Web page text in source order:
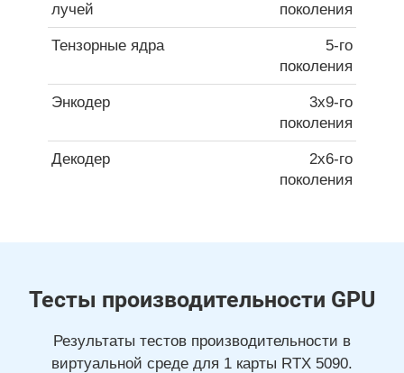
лучей
поколения
Тензорные ядра
5-го
поколения
Энкодер
3x9-го
поколения
Декодер
2x6-го
поколения
Тесты производительности GPU
Результаты тестов производительности в
виртуальной среде для 1 карты RTX 5090.